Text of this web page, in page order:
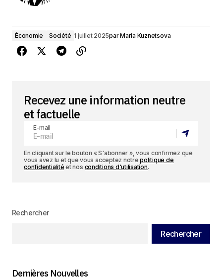
Économie Société 1 juillet 2025parMaria Kuznetsova
Recevez une information neutre
et factuelle
E-mail
En cliquant sur le bouton « S'abonner », vous confirmez que
vous avez lu et que vous acceptez notrepolitique de
confidentialité et nos conditions d'utilisation.
Rechercher
Rechercher
Dernières Nouvelles